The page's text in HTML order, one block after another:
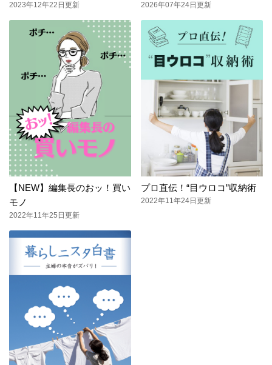
2023年12年22日更新 2026年07年24日更新
【NEW】編集長のおッ！買い
モノ
2022年11年25日更新
プロ直伝！“目ウロコ”収納術
2022年11年24日更新